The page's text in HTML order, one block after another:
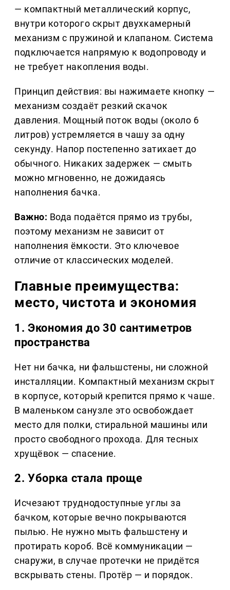
— компактный металлический корпус,
внутри которого скрыт двухкамерный
механизм с пружиной и клапаном. Система
подключается напрямую к водопроводу и
не требует накопления воды.
Принцип действия: вы нажимаете кнопку —
механизм создаёт резкий скачок
давления. Мощный поток воды (около 6
литров) устремляется в чашу за одну
секунду. Напор постепенно затихает до
обычного. Никаких задержек — смыть
можно мгновенно, не дожидаясь
наполнения бачка.
Важно: Вода подаётся прямо из трубы,
поэтому механизм не зависит от
наполнения ёмкости. Это ключевое
отличие от классических моделей.
Главные преимущества:
место, чистота и экономия
1. Экономия до 30 сантиметров
пространства
Нет ни бачка, ни фальшстены, ни сложной
инсталляции. Компактный механизм скрыт
в корпусе, который крепится прямо к чаше.
В маленьком санузле это освобождает
место для полки, стиральной машины или
просто свободного прохода. Для тесных
хрущёвок — спасение.
2. Уборка стала проще
Исчезают труднодоступные углы за
бачком, которые вечно покрываются
пылью. Не нужно мыть фальшстену и
протирать короб. Всё коммуникации —
снаружи, в случае протечки не придётся
вскрывать стены. Протёр — и порядок.